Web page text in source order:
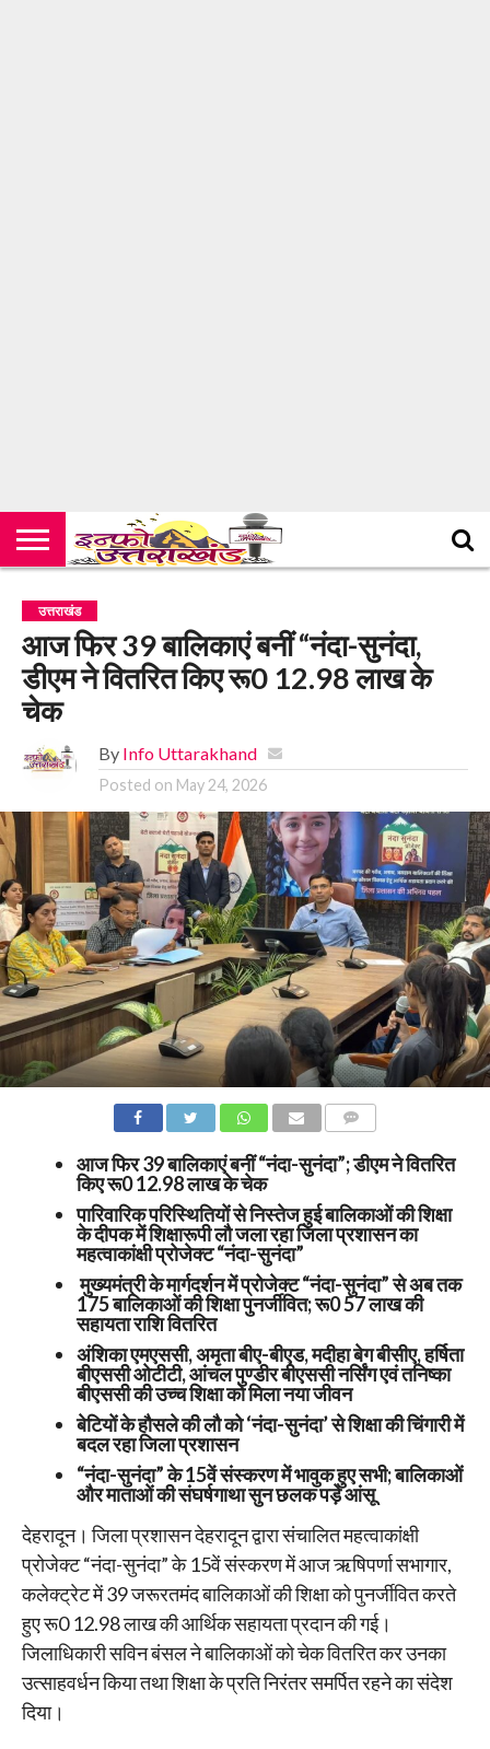
उत्तराखंड
आज फिर 39 बालिकाएं बनीं “नंदा-सुनंदा,
डीएम ने वितरित किए रू0 12.98 लाख के
चेक
By Info Uttarakhand
Posted on May 24, 2026
आज फिर 39 बालिकाएं बनीं “नंदा-सुनंदा”; डीएम ने वितरित
किए रू0 12.98 लाख के चेक
पारिवारिक परिस्थितियों से निस्तेज हुई बालिकाओं की शिक्षा
के दीपक में शिक्षारूपी लौ जला रहा जिला प्रशासन का
महत्वाकांक्षी प्रोजेक्ट “नंदा-सुनंदा”
मुख्यमंत्री के मार्गदर्शन में प्रोजेक्ट “नंदा-सुनंदा” से अब तक
175 बालिकाओं की शिक्षा पुनर्जीवित; रू0 57 लाख की
सहायता राशि वितरित
अंशिका एमएससी, अमृता बीए-बीएड, मदीहा बेग बीसीए, हर्षिता
बीएससी ओटीटी, आंचल पुण्डीर बीएससी नर्सिंग एवं तनिष्का
बीएससी की उच्च शिक्षा को मिला नया जीवन
बेटियों के हौसले की लौ को ‘नंदा-सुनंदा’ से शिक्षा की चिंगारी में
बदल रहा जिला प्रशासन
“नंदा-सुनंदा” के 15वें संस्करण में भावुक हुए सभी; बालिकाओं
और माताओं की संघर्षगाथा सुन छलक पड़े आंसू
देहरादून। जिला प्रशासन देहरादून द्वारा संचालित महत्वाकांक्षी
प्रोजेक्ट “नंदा-सुनंदा” के 15वें संस्करण में आज ऋषिपर्णा सभागार,
कलेक्ट्रेट में 39 जरूरतमंद बालिकाओं की शिक्षा को पुनर्जीवित करते
हुए रू0 12.98 लाख की आर्थिक सहायता प्रदान की गई।
जिलाधिकारी सविन बंसल ने बालिकाओं को चेक वितरित कर उनका
उत्साहवर्धन किया तथा शिक्षा के प्रति निरंतर समर्पित रहने का संदेश
दिया।